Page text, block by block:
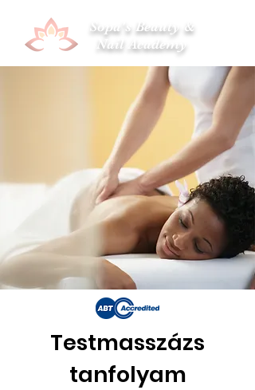
Sopa's Beauty &
Nail Academy
Testmasszázs
tanfolyam